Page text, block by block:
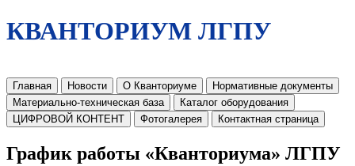
КВАНТОРИУМ ЛГПУ
Главная Новости О Кванториуме
Нормативные документы
Материально-техническая база
Каталог оборудования
ЦИФРОВОЙ КОНТЕНТ
Фотогалерея Контактная страница
График работы «Кванториума» ЛГПУ